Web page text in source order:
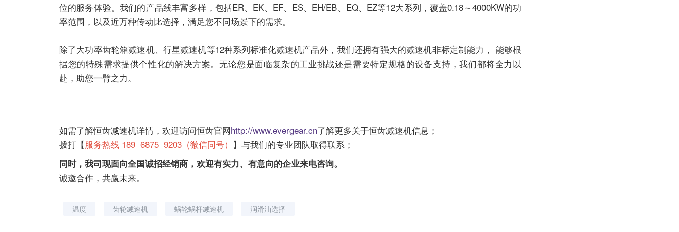
位的服务体验。我们的产品线丰富多样，包括ER、EK、EF、ES、EH/EB、EQ、EZ等12大系列，覆盖0.18～4000KW的功
率范围，以及近万种传动比选择，满足您不同场景下的需求。
除了大功率齿轮箱减速机、 行星减速机等12种系列标准化减速机产品外，我们还拥有强大的减速机非标定制能力， 能够根
据您的特殊需求提供个性化的解决方案。无论您是面临复杂的工业挑战还是需要特定规格的设备支持，我们都将全力以
赴，助您一臂之力。
如需了解恒齿减速机详情，欢迎访问恒齿官网http://www.evergear.cn了解更多关于恒齿减速机信息；
拨打【服务热线 189 6875 9203 (微信同号） 】与我们的专业团队取得联系；
同时，我司现面向全国诚招经销商，欢迎有实力、有意向的企业来电咨询。
诚邀合作，共赢未来。
温度 齿轮减速机 蜗轮蜗杆减速机 润滑油选择